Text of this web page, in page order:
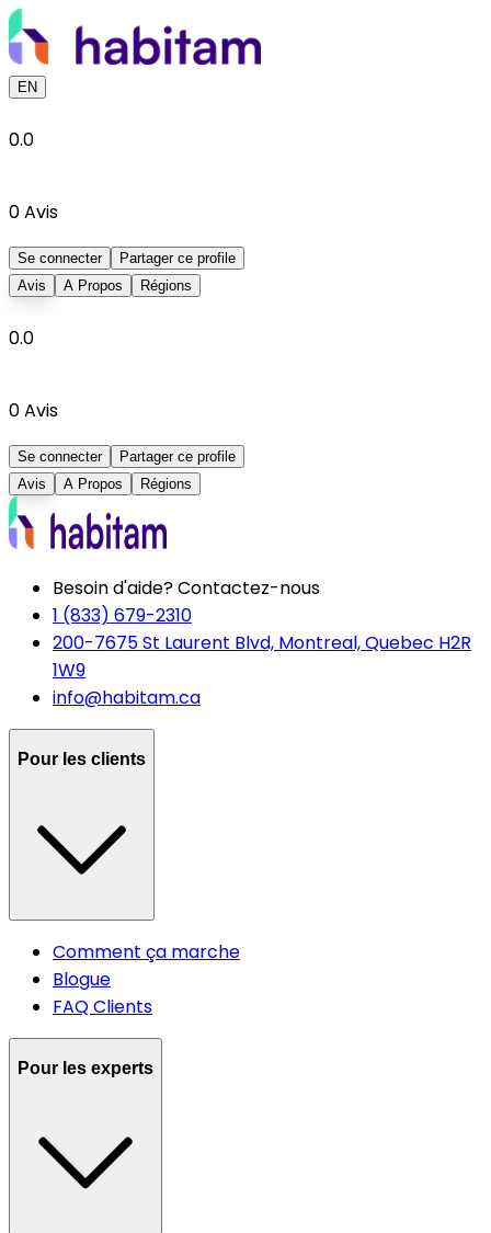
EN
0.0
0Avis
Se connecter
Partager ce profile
Avis
A Propos Régions
0.0
0Avis
Se connecter
Partager ce profile
Avis
A Propos Régions
Besoin d'aide? Contactez-nous
1 (833) 679-2310
200-7675 St Laurent Blvd, Montreal, Quebec H2R
1W9
info@habitam.ca
Pour les clients
Comment ça marche
Blogue
FAQ Clients
Pour les experts